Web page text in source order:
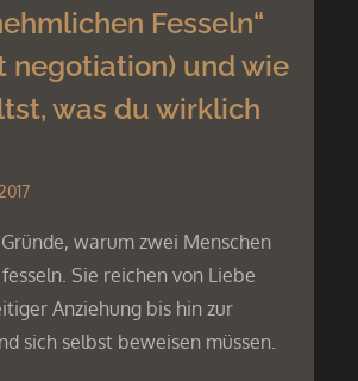
Fesseln“
negotiation) und wie
was du wirklich
warum zwei Menschen
Sie reichen von Liebe
Anziehung bis hin zur
sich selbst beweisen müssen.